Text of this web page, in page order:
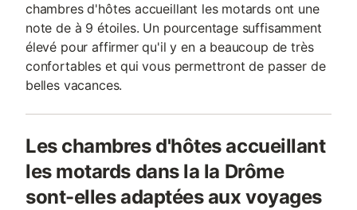
chambres d'hôtes accueillant les motards ont une
note de à 9 étoiles. Un pourcentage suffisamment
élevé pour affirmer qu'il y en a beaucoup de très
confortables et qui vous permettront de passer de
belles vacances.
Les chambres d'hôtes accueillant
les motards dans la la Drôme
sont-elles adaptées aux voyages